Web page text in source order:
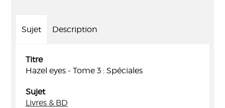
Sujet Description
Titre
Hazel eyes - Tome 3 : Spéciales
Sujet
Livres & BD